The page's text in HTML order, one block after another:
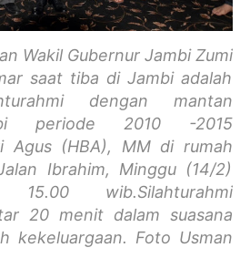
Wakil Gubernur Jambi Zumi
saat tiba di Jambi adalah
dengan mantan
periode 2010 -2015
Agus (HBA), MM di rumah
Ibrahim, Minggu (14/2)
wib.Silahturahmi
20 menit dalam suasana
kekeluargaan. Foto Usman